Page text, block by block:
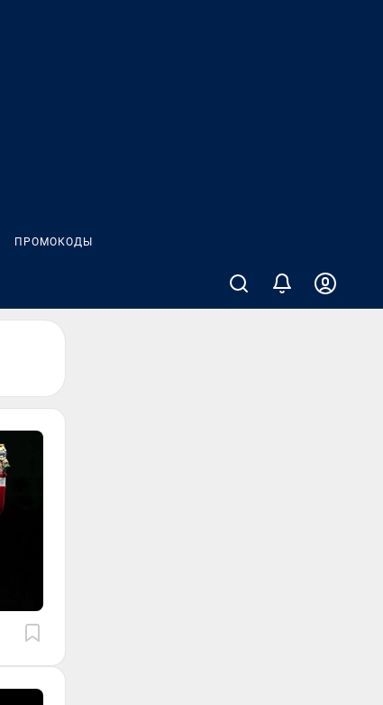
ПРОМОКОДЫ